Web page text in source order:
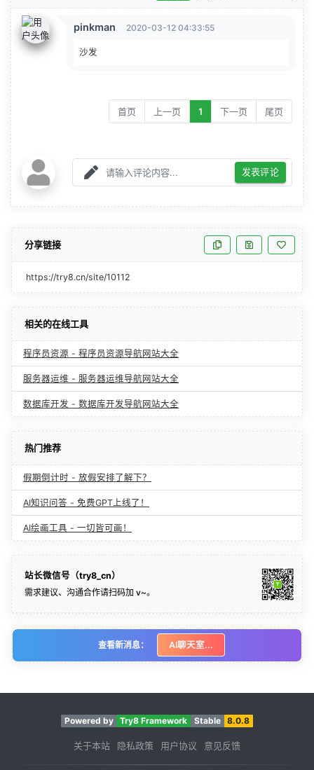
pinkman 2020-03-12 04:33:55
沙发
首页 上一页 1 下一页 尾页
发表评论
分享链接
https://try8.cn/site/10112
相关的在线工具
程序员资源 - 程序员资源导航网站大全
服务器运维 - 服务器运维导航网站大全
数据库开发 - 数据库开发导航网站大全
热门推荐
假期倒计时 - 放假安排了解下？
AI知识问答 - 免费GPT上线了！
AI绘画工具 - 一切皆可画！
站长微信号（try8_cn）
需求建议、沟通合作请扫码加 v~。
查看新消息： AI聊天室...
Powered by Try8 Framework Stable 8.0.8
关于本站 隐私政策 用户协议 意见反馈